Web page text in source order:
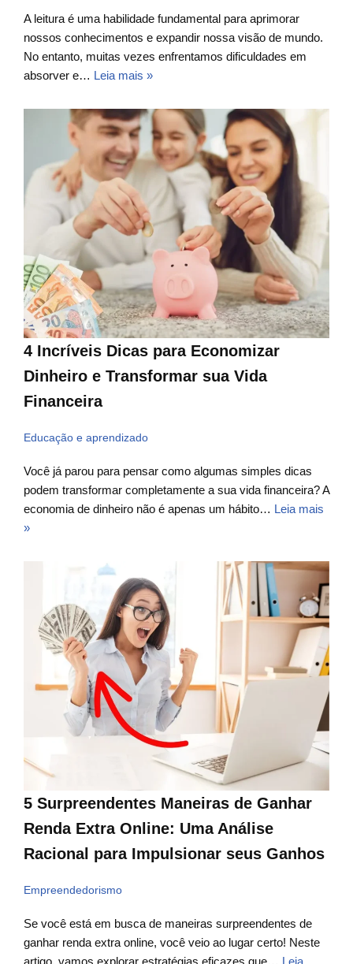
A leitura é uma habilidade fundamental para aprimorar
nossos conhecimentos e expandir nossa visão de mundo.
No entanto, muitas vezes enfrentamos dificuldades em
absorver e… Leia mais »
4 Incríveis Dicas para Economizar
Dinheiro e Transformar sua Vida
Financeira
Educação e aprendizado
Você já parou para pensar como algumas simples dicas
podem transformar completamente a sua vida financeira? A
economia de dinheiro não é apenas um hábito… Leia mais
»
5 Surpreendentes Maneiras de Ganhar
Renda Extra Online: Uma Análise
Racional para Impulsionar seus Ganhos
Empreendedorismo
Se você está em busca de maneiras surpreendentes de
ganhar renda extra online, você veio ao lugar certo! Neste